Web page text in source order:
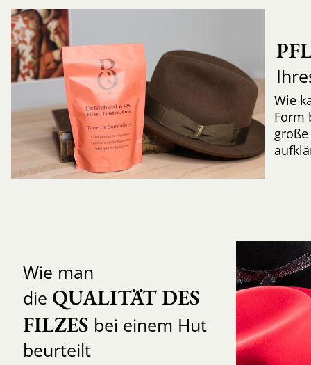
Wie
Form
Wie man
die QUALITÄT DES
FILZES bei einem Hut
beurteilt